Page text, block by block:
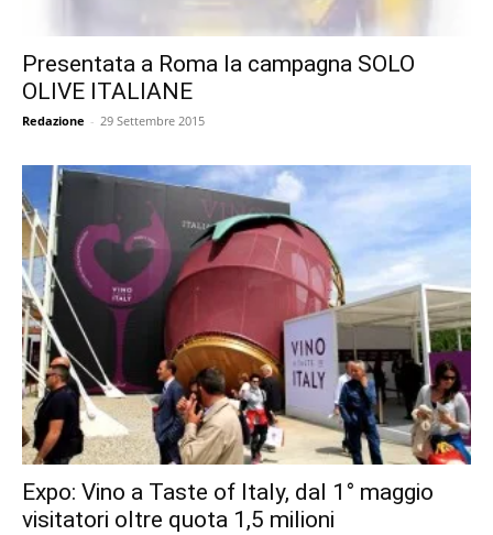
Presentata a Roma la campagna SOLO
OLIVE ITALIANE
Redazione - 29 Settembre 2015
Expo: Vino a Taste of Italy, dal 1° maggio
visitatori oltre quota 1,5 milioni